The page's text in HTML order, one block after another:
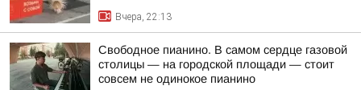
Вчера, 22:13
Свободное пианино. В самом сердце газовой
столицы — на городской площади — стоит
совсем не одинокое пианино